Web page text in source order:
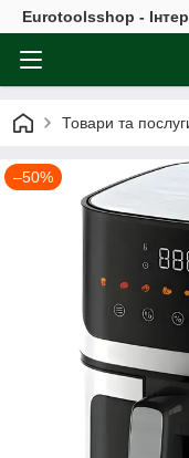
Eurotoolsshop -
Товари та
–50%